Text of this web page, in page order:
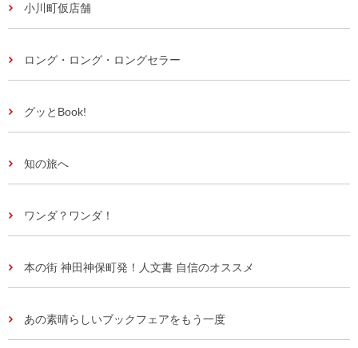
小川町仮店舗
ロング・ロング・ロングセラー
グッとBook!
知の旅へ
ワンダ？ワンダ！
本の街 神田神保町発！人文書 自信のオススメ
あの素晴らしいブックフェアをもう一度